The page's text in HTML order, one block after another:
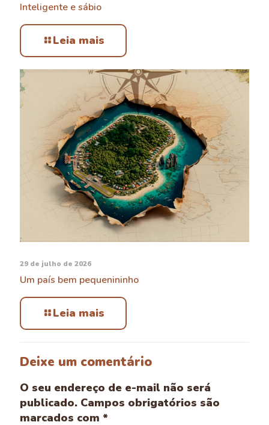
Inteligente e sábio
Leia mais
29 de julho de 2026
Um país bem pequenininho
Leia mais
Deixe um comentário
O seu endereço de e-mail não será
publicado. Campos obrigatórios são
marcados com *